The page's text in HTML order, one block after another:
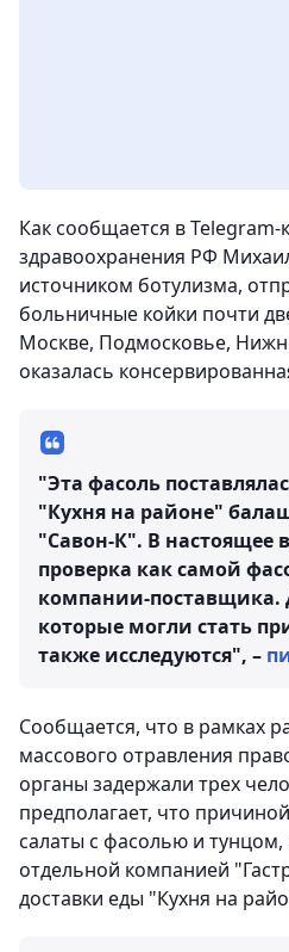
Как сообщается в Telegram-
здравоохранения РФ
источником ботулизма,
больничные койки почти
Москве, Подмосковье,
оказалась
"Эта фасоль
"Кухня на районе"
"Савон-К". В настоящее
проверка как самой
компании-поставщика.
которые могли стать
также исследуются", –
Сообщается, что в рамках
массового отравления
органы задержали трех
предполагает, что
салаты с фасолью и
отдельной компанией
доставки еды "Кухня на